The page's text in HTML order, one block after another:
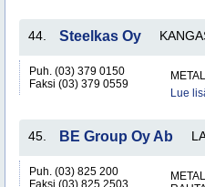
44. Steelkas Oy
Puh. (03) 379 0150
Faksi (03) 379 0559
Lue
45. BE Group Oy Ab
Puh. (03) 825 200
Faksi (03) 825 2503